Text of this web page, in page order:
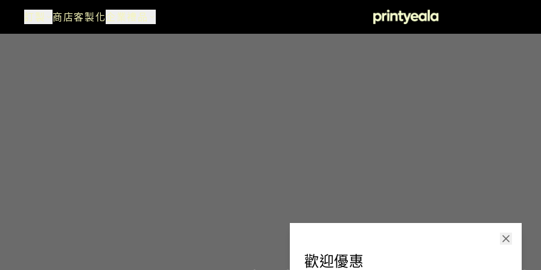
歡迎優惠
訂製 商店客製化企業禮品